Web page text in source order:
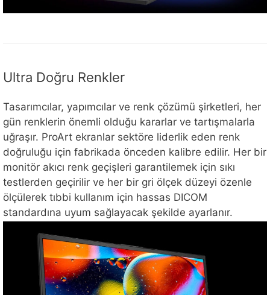
Ultra Doğru Renkler
Tasarımcılar, yapımcılar ve renk çözümü şirketleri, her
gün renklerin önemli olduğu kararlar ve tartışmalarla
uğraşır. ProArt ekranlar sektöre liderlik eden renk
doğruluğu için fabrikada önceden kalibre edilir. Her bir
monitör akıcı renk geçişleri garantilemek için sıkı
testlerden geçirilir ve her bir gri ölçek düzeyi özenle
ölçülerek tıbbi kullanım için hassas DICOM
standardına uyum sağlayacak şekilde ayarlanır.